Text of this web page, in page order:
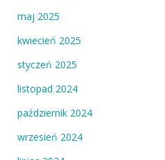
maj 2025
kwiecień 2025
styczeń 2025
listopad 2024
październik 2024
wrzesień 2024